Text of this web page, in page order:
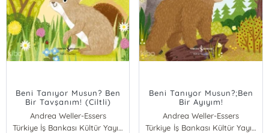
Beni Tanıyor Musun? Ben
Bir Tavşanım! (Ciltli)
Andrea Weller-Essers
Türkiye İş Bankası Kültür Yayınları
Beni Tanıyor Musun?;Ben
Bir Ayıyım!
Andrea Weller-Essers
Türkiye İş Bankası Kültür Yayınları